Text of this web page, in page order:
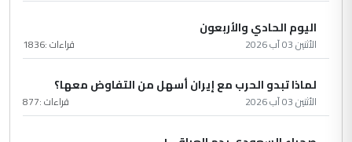
اليوم الحادي والأربعون
الأثنين 03 آب 2026 قراءات :1836
لماذا تبدو الحرب مع إيران أسهل من التفاوض معها؟
الأثنين 03 آب 2026 قراءات :877